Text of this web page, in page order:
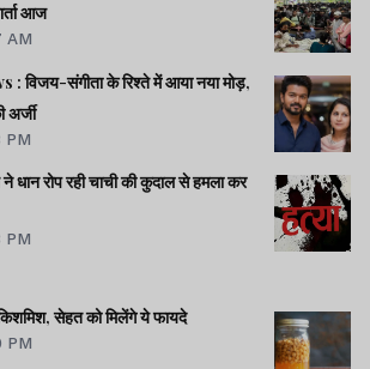
आज
AM
संगीता के रिश्ते में आया नया मोड़,
अर्जी
PM
रोप रही चाची की कुदाल से हमला कर
PM
सेहत को मिलेंगे ये फायदे
PM